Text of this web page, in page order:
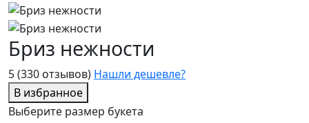
5(330 отзывов) Нашли дешевле?
В избранное
Бриз нежности
Выберите размер букета